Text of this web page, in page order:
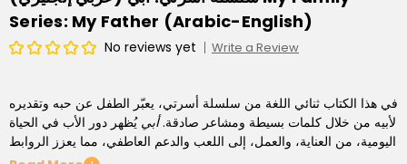
Series: My Father (Arabic-English)
No reviews yet Write a Review
في هذا الكتاب ثنائي اللغة من سلسلة أسرتي، يعبّر الطفل عن حبه وتقديره
لأبيه من خلال كلمات بسيطة ومشاعر صادقة.أبي يُظهر دور الأب في الحياة
اليومية، من العناية، والعمل، إلى اللعب والدعم العاطفي، مما يعزز الروابط